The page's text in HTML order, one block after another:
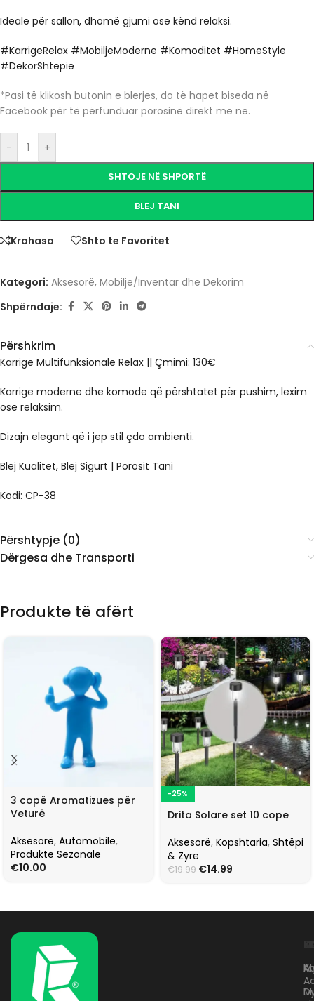
Ideale për sallon, dhomë gjumi ose kënd relaksi.
#KarrigeRelax #MobiljeModerne #Komoditet #HomeStyle
#DekorShtepie
*Pasi të klikosh butonin e blerjes, do të hapet biseda në
Facebook për të përfunduar porosinë direkt me ne.
- +
SHTOJE NË SHPORTË
BLEJ TANI
Krahaso Shto te Favoritet
Kategori: Aksesorë, Mobilje/Inventar dhe Dekorim
Shpërndaje:
Përshkrim
Karrige Multifunksionale Relax || Çmimi: 130€
Karrige moderne dhe komode që përshtatet për pushim, lexim
ose relaksim.
Dizajn elegant që i jep stil çdo ambienti.
Blej Kualitet, Blej Sigurt | Porosit Tani
Kodi: CP-38
Përshtypje (0)
Dërgesa dhe Transporti
Produkte të afërt
3 copë Aromatizues për
Veturë
Aksesorë, Automobile,
Produkte Sezonale
€10.00
-25%
Drita Solare set 10 cope
Aksesorë, Kopshtaria, Shtëpi
& Zyre
€19.99 €14.99